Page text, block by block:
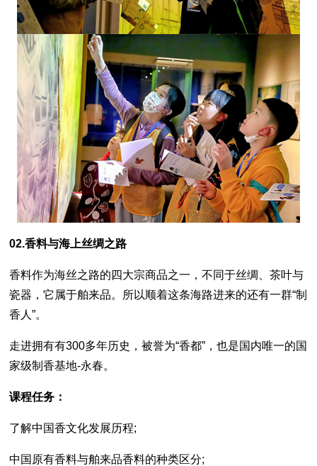
02.香料与海上丝绸之路
香料作为海丝之路的四大宗商品之一，不同于丝绸、茶叶与
瓷器，它属于舶来品。所以顺着这条海路进来的还有一群“制
香人”。
走进拥有有300多年历史，被誉为“香都”，也是国内唯一的国
家级制香基地-永春。
课程任务：
了解中国香文化发展历程;
中国原有香料与舶来品香料的种类区分;